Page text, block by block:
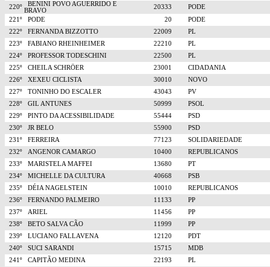
220º
BENINI POVO AGUERRIDO E
BRAVO
20333
PODE
221º
PODE 20
PODE
222º
FERNANDA BIZZOTTO 22009
PL
223º
FABIANO RHEINHEIMER 22210
PL
224º
PROFESSOR TODESCHINI 22500
PL
225º
CHEILA SCHRÖER 23001
CIDADANIA
226º
XEXEU CICLISTA 30010
NOVO
227º
TONINHO DO ESCALER 43043
PV
228º
GIL ANTUNES 50999
PSOL
229º
PINTO DA ACESSIBILIDADE 55444
PSD
230º
JR BELO 55900
PSD
231º
FERREIRA 77123
SOLIDARIEDADE
232º
ANGENOR CAMARGO 10400
REPUBLICANOS
233º
MARISTELA MAFFEI 13680
PT
234º
MICHELLE DA CULTURA 40668
PSB
235º
DÉIA NAGELSTEIN 10010
REPUBLICANOS
236º
FERNANDO PALMEIRO 11133
PP
237º
ARIEL 11456
PP
238º
BETO SALVA CÃO 11999
PP
239º
LUCIANO FALLAVENA 12120
PDT
240º
SUCI SARANDI 15715
MDB
241º
CAPITÃO MEDINA 22193
PL